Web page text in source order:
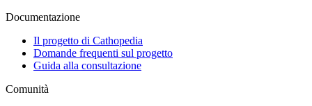
Documentazione
Il progetto di Cathopedia
Domande frequenti sul progetto
Guida alla consultazione
Comunità